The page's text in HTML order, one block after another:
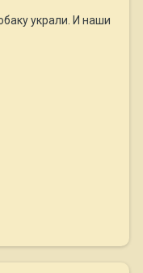
украли. И наши